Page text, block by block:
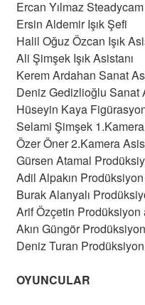
Ercan Yılmaz Steadycam
Ersin Aldemir Işık Şefi
Halil Oğuz Özcan Işık
Ali Şimşek Işık Asistanı
Kerem Ardahan Sanat
Deniz Gedizlioğlu Sanat
Hüseyin Kaya
Selami Şimşek 1.Kamera
Özer Öner 2.Kamera
Gürsen Atamal
Adil Alpakın Prodüksiyon
Burak Alanyalı
Arif Özçetin Prodüksiyon
Akın Güngör
Deniz Turan Prodüksiyon
OYUNCULAR